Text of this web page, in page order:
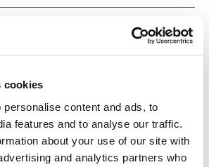
cookies
content and ads, to
features and to analyse our traffic.
about your use of our site with
and analytics partners who
and instructions